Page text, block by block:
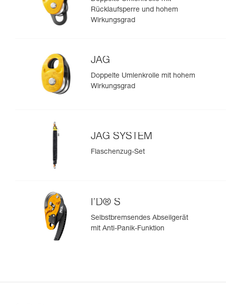
Rücklaufsperre und hohem
Wirkungsgrad
JAG
Doppelte Umlenkrolle mit hohem
Wirkungsgrad
JAG SYSTEM
Flaschenzug-Set
I’D® S
Selbstbremsendes Abseilgerät
mit Anti-Panik-Funktion